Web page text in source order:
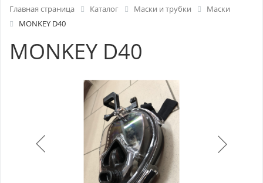
Главная страница Каталог Маски и трубки
Маски
MONKEY D40
MONKEY D40